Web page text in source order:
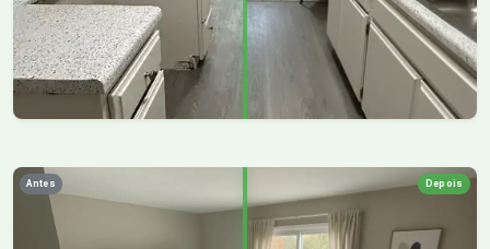
Antes Depois